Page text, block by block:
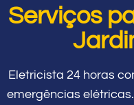
Serviços
Eletricista 24 horas
emergências